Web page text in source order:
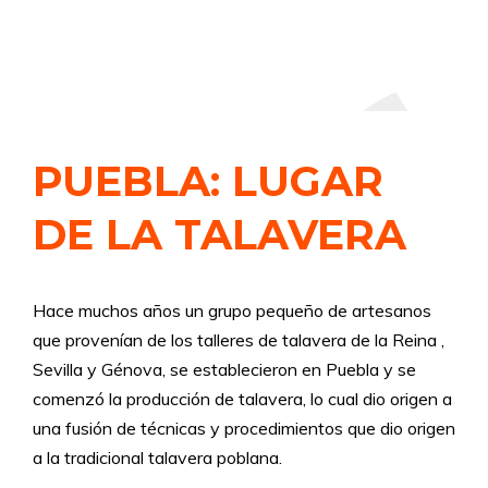
PUEBLA: LUGAR
DE LA TALAVERA
Hace muchos años un grupo pequeño de artesanos
que provenían de los talleres de talavera de la Reina ,
Sevilla y Génova, se establecieron en Puebla y se
comenzó la producción de talavera, lo cual dio origen a
una fusión de técnicas y procedimientos que dio origen
a la tradicional talavera poblana.